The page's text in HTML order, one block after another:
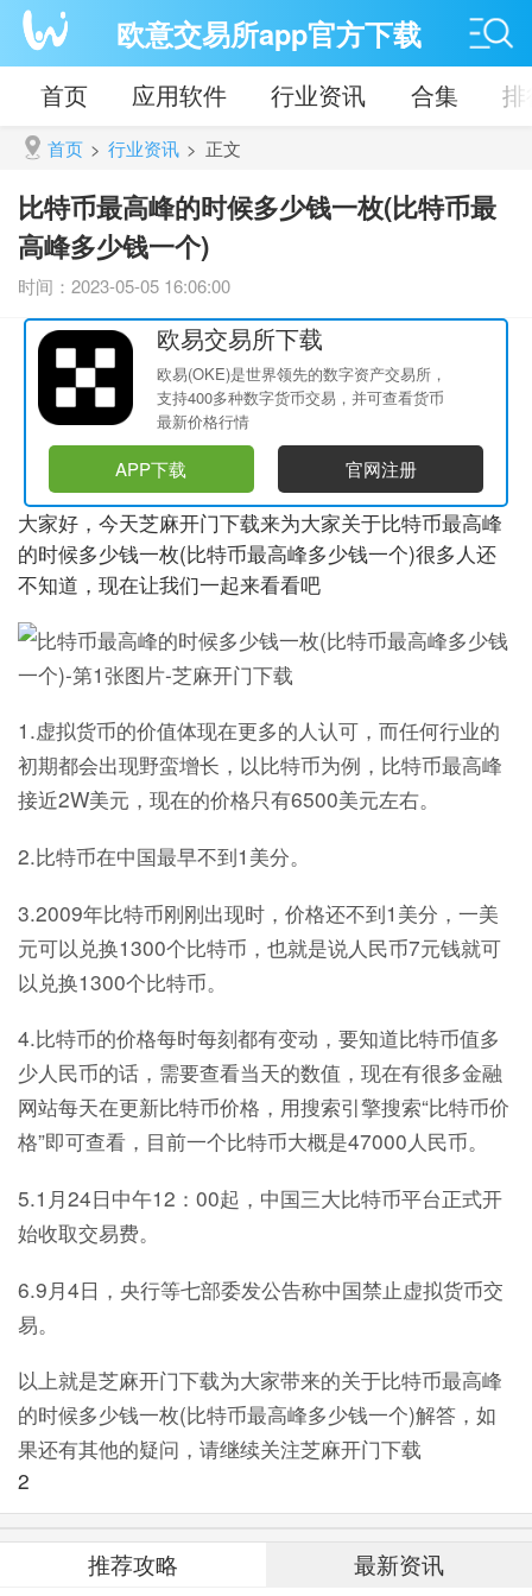
欧意交易所app官方下载
首页 应用软件 行业资讯 合集
首页 > 行业资讯 > 正文
比特币最高峰的时候多少钱一枚(比特币最
高峰多少钱一个)
时间：2023-05-05 16:06:00
欧易交易所下载
欧易(OKE)是世界领先的数字资产交易所，
支持400多种数字货币交易，并可查看货币
最新价格行情
APP下载 官网注册
大家好，今天芝麻开门下载来为大家关于比特币最高峰
的时候多少钱一枚(比特币最高峰多少钱一个)很多人还
不知道，现在让我们一起来看看吧
1.虚拟货币的价值体现在更多的人认可，而任何行业的
初期都会出现野蛮增长，以比特币为例，比特币最高峰
接近2W美元，现在的价格只有6500美元左右。
2.比特币在中国最早不到1美分。
3.2009年比特币刚刚出现时，价格还不到1美分，一美
元可以兑换1300个比特币，也就是说人民币7元钱就可
以兑换1300个比特币。
4.比特币的价格每时每刻都有变动，要知道比特币值多
少人民币的话，需要查看当天的数值，现在有很多金融
网站每天在更新比特币价格，用搜索引擎搜索“比特币价
格”即可查看，目前一个比特币大概是47000人民币。
5.1月24日中午12：00起，中国三大比特币平台正式开
始收取交易费。
6.9月4日，央行等七部委发公告称中国禁止虚拟货币交
易。
以上就是芝麻开门下载为大家带来的关于比特币最高峰
的时候多少钱一枚(比特币最高峰多少钱一个)解答，如
果还有其他的疑问，请继续关注芝麻开门下载
2
推荐攻略 最新资讯